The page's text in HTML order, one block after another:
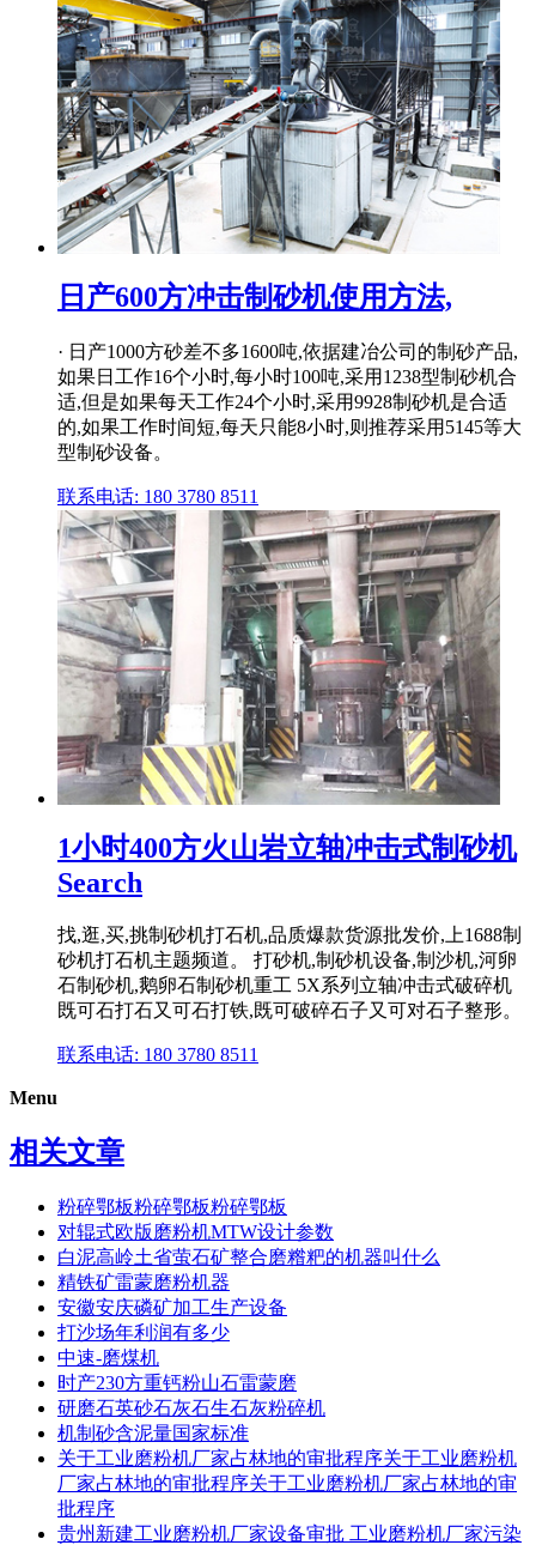
日产600方冲击制砂机使用方法,
· 日产1000方砂差不多1600吨,依据建冶公司的制砂产品,
如果日工作16个小时,每小时100吨,采用1238型制砂机合
适,但是如果每天工作24个小时,采用9928制砂机是合适
的,如果工作时间短,每天只能8小时,则推荐采用5145等大
型制砂设备。
联系电话: 180 3780 8511
1小时400方火山岩立轴冲击式制砂机
Search
找,逛,买,挑制砂机打石机,品质爆款货源批发价,上1688制
砂机打石机主题频道。 打砂机,制砂机设备,制沙机,河卵
石制砂机,鹅卵石制砂机重工 5X系列立轴冲击式破碎机
既可石打石又可石打铁,既可破碎石子又可对石子整形。
联系电话: 180 3780 8511
Menu
相关文章
粉碎鄂板粉碎鄂板粉碎鄂板
对辊式欧版磨粉机MTW设计参数
白泥高岭土省萤石矿整合磨糌粑的机器叫什么
精铁矿雷蒙磨粉机器
安徽安庆磷矿加工生产设备
打沙场年利润有多少
中速-磨煤机
时产230方重钙粉山石雷蒙磨
研磨石英砂石灰石生石灰粉碎机
机制砂含泥量国家标准
关于工业磨粉机厂家占林地的审批程序关于工业磨粉机
厂家占林地的审批程序关于工业磨粉机厂家占林地的审
批程序
贵州新建工业磨粉机厂家设备审批 工业磨粉机厂家污染